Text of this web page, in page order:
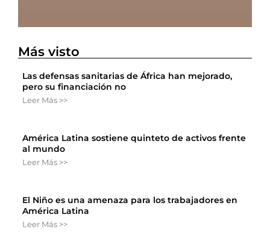
Más visto
Las defensas sanitarias de África han mejorado,
pero su financiación no
Leer Más >>
América Latina sostiene quinteto de activos frente
al mundo
Leer Más >>
El Niño es una amenaza para los trabajadores en
América Latina
Leer Más >>